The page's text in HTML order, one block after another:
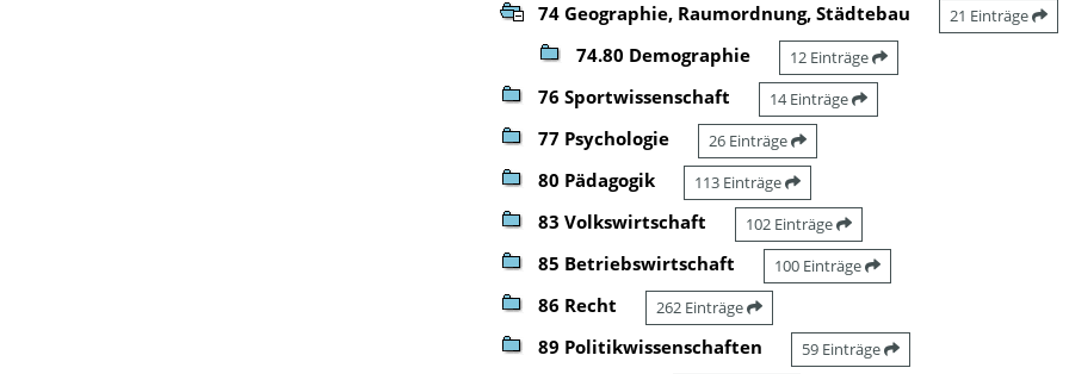
74 Geographie, Raumordnung, Städtebau 21 Einträge
74.80 Demographie 12 Einträge
76 Sportwissenschaft 14 Einträge
77 Psychologie 26 Einträge
80 Pädagogik 113 Einträge
83 Volkswirtschaft 102 Einträge
85 Betriebswirtschaft 100 Einträge
86 Recht 262 Einträge
89 Politikwissenschaften 59 Einträge